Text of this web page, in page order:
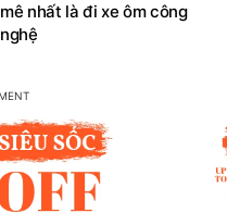
mê nhất là đi xe ôm công
nghệ